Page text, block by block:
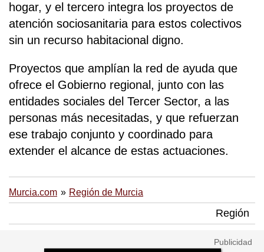
hogar, y el tercero integra los proyectos de
atención sociosanitaria para estos colectivos
sin un recurso habitacional digno.
Proyectos que amplían la red de ayuda que
ofrece el Gobierno regional, junto con las
entidades sociales del Tercer Sector, a las
personas más necesitadas, y que refuerzan
ese trabajo conjunto y coordinado para
extender el alcance de estas actuaciones.
Murcia.com Región de Murcia
Región